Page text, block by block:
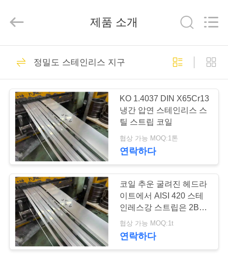
제
영
2018
Guanglu
Reserved.
마텐 자이 트계 스테
인리스
스테인리스를 강하
게 하는 강수
109
제품 소개
정밀도 스테인리스 지구
KO 1.4037 DIN X65Cr13
냉간 압연 스테인리스 스
틸 스트립 코일
협상 가능 MOQ:1톤
연락하다
코일 추운 굴려진 헤드라
이트에서 AISI 420 스테
인레스강 스트립은 2B 표
면을 단련했습니다
협상 가능 MOQ:1t
연락하다